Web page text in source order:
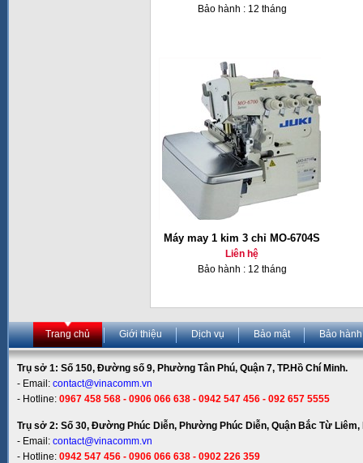
Bảo hành : 12 tháng
Máy may 1 kim 3 chỉ MO-6704S
Liên hệ
Bảo hành : 12 tháng
Trang chủ Giới thiệu Dịch vụ Bảo mật Bảo hành
Trụ sở 1: Số 150, Đường số 9, Phường Tân Phú, Quận 7, TP.Hồ Chí Minh.
- Email: contact@vinacomm.vn
- Hotline: 0967 458 568 - 0906 066 638 - 0942 547 456 - 092 657 5555
Trụ sở 2: Số 30, Đường Phúc Diễn, Phường Phúc Diễn, Quận Bắc Từ Liêm,
- Email: contact@vinacomm.vn
- Hotline: 0942 547 456 - 0906 066 638 - 0902 226 359